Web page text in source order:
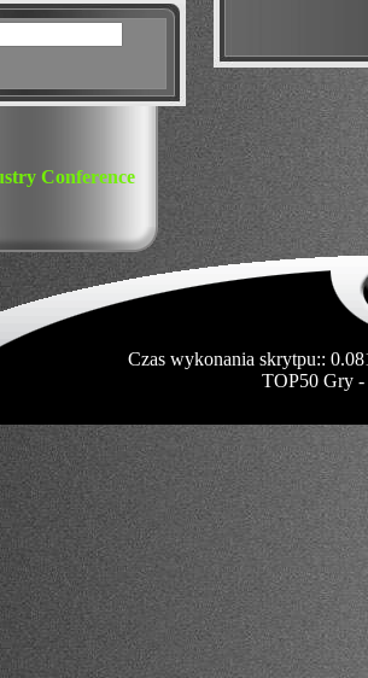
Conference
Czas wykonania skrytpu::
TOP50 Gry